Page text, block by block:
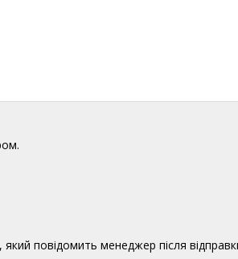
повідомить менеджер після